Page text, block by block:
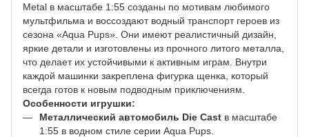
Metal в масштабе 1:55 созданы по мотивам любимого
мультфильма и воссоздают водный транспорт героев из
сезона «Aqua Pups». Они имеют реалистичный дизайн,
яркие детали и изготовлены из прочного литого металла,
что делает их устойчивыми к активным играм. Внутри
каждой машинки закреплена фигурка щенка, который
всегда готов к новым подводным приключениям.
Особенности игрушки:
Металлический автомобиль Die Cast в масштабе
1:55 в водном стиле серии Aqua Pups.